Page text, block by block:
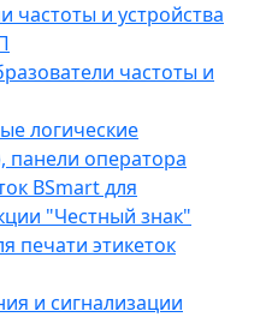
частоты и устройства
частоты и
логические
панели оператора
BSmart для
"Честный знак"
печати этикеток
и сигнализации